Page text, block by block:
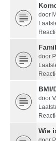
door
door
BMI/
door
Wie